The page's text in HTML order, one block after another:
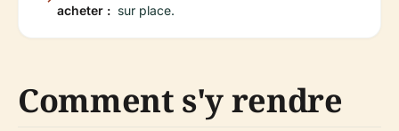
acheter : sur place.
Comment s'y rendre